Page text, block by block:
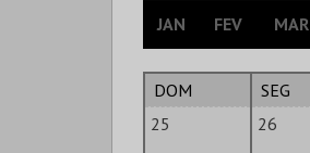
JAN FEV MAR
DOM SEG
25
26